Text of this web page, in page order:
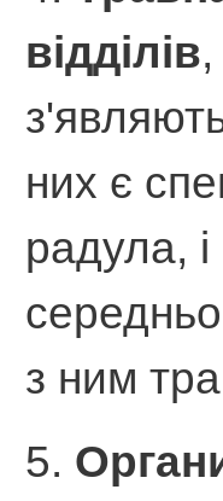
відділів
них є
радула,
з ним
5.